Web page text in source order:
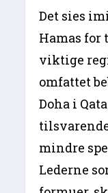
Det sies
Hamas for
viktige
omfattet
Doha i
mindre
Lederne